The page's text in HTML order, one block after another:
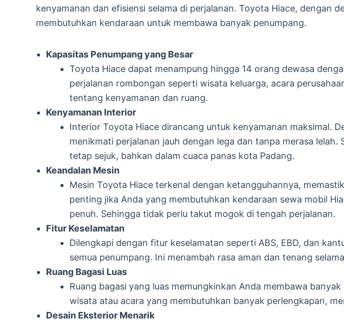
kenyamanan dan efisiensi selama di perjalanan. Toyota Hiace, dengan
membutuhkan kendaraan untuk membawa banyak penumpang.
Kapasitas Penumpang yang Besar
Toyota Hiace dapat menampung hingga 14 orang dewasa
perjalanan rombongan seperti wisata keluarga, acara
tentang kenyamanan dan ruang.
Kenyamanan Interior
Interior Toyota Hiace dirancang untuk kenyamanan maksimal.
menikmati perjalanan jauh dengan lega dan tanpa merasa
tetap sejuk, bahkan dalam cuaca panas kota Padang.
Keandalan Mesin
Mesin Toyota Hiace terkenal dengan ketangguhannya,
penting jika Anda yang membutuhkan kendaraan sewa mobil
penuh. Sehingga tidak perlu takut mogok di tengah perjalanan.
Fitur Keselamatan
Dilengkapi dengan fitur keselamatan seperti ABS, EBD, dan
semua penumpang. Ini menambah rasa aman dan tenang
Ruang Bagasi Luas
Ruang bagasi yang luas memungkinkan Anda membawa
wisata atau acara yang membutuhkan banyak perlengkapan,
Desain Eksterior Menarik